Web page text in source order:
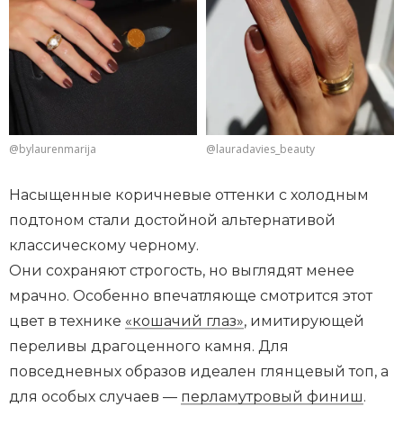
@bylaurenmarija @lauradavies_beauty
Насыщенные коричневые оттенки с холодным
подтоном стали достойной альтернативой
классическому черному.
Они сохраняют строгость, но выглядят менее
мрачно. Особенно впечатляюще смотрится этот
цвет в технике «кошачий глаз», имитирующей
переливы драгоценного камня. Для
повседневных образов идеален глянцевый топ, а
для особых случаев — перламутровый финиш.